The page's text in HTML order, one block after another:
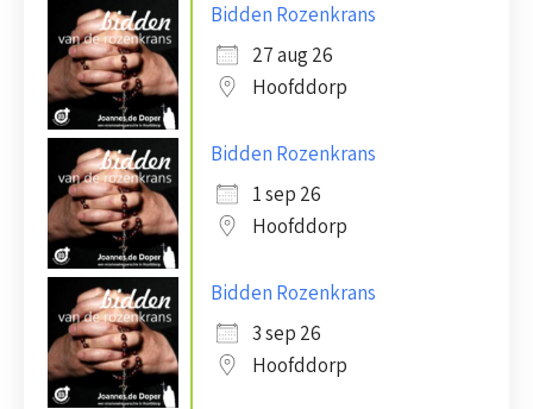
Bidden Rozenkrans
27 aug 26
Hoofddorp
Bidden Rozenkrans
1 sep 26
Hoofddorp
Bidden Rozenkrans
3 sep 26
Hoofddorp